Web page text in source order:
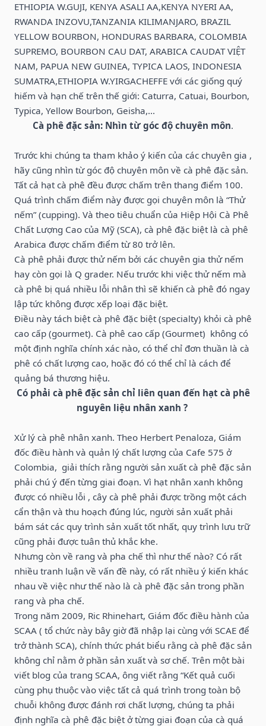
ETHIOPIA W.GUJI, KENYA ASALI AA,KENYA NYERI AA,
RWANDA INZOVU,TANZANIA KILIMANJARO, BRAZIL
YELLOW BOURBON, HONDURAS BARBARA, COLOMBIA
SUPREMO, BOURBON CAU DAT, ARABICA CAUDAT VIỆT
NAM, PAPUA NEW GUINEA, TYPICA LAOS, INDONESIA
SUMATRA,ETHIOPIA W.YIRGACHEFFE với các giống quý
hiếm và hạn chế trên thế giới: Caturra, Catuai, Bourbon,
Typica, Yellow Bourbon, Geisha,...
Cà phê đặc sản: Nhìn từ góc độ chuyên môn.
Trước khi chúng ta tham khảo ý kiến của các chuyên gia ,
hãy cũng nhìn từ góc độ chuyên môn về cà phê đặc sản.
Tất cả hạt cà phê đều được chấm trên thang điểm 100.
Quá trình chấm điểm này được gọi chuyên môn là “Thử
nếm” (cupping). Và theo tiêu chuẩn của Hiệp Hội Cà Phê
Chất Lượng Cao của Mỹ (SCA), cà phê đặc biệt là cà phê
Arabica được chấm điểm từ 80 trở lên.
Cà phê phải được thử nếm bởi các chuyên gia thử nếm
hay còn gọi là Q grader. Nếu trước khi việc thử nếm mà
cà phê bị quá nhiều lỗi nhân thì sẽ khiến cà phê đó ngay
lập tức không được xếp loại đặc biệt.
Điều này tách biệt cà phê đặc biệt (specialty) khỏi cà phê
cao cấp (gourmet). Cà phê cao cấp (Gourmet) không có
một định nghĩa chính xác nào, có thể chỉ đơn thuần là cà
phê có chất lượng cao, hoặc đó có thể chỉ là cách để
quảng bá thương hiệu.
Có phải cà phê đặc sản chỉ liên quan đến hạt cà phê
nguyên liệu nhân xanh ?
Xử lý cà phê nhân xanh. Theo Herbert Penaloza, Giám
đốc điều hành và quản lý chất lượng của Cafe 575 ở
Colombia, giải thích rằng người sản xuất cà phê đặc sản
phải chú ý đến từng giai đoạn. Vì hạt nhân xanh không
được có nhiều lỗi , cây cà phê phải được trồng một cách
cẩn thận và thu hoạch đúng lúc, người sản xuất phải
bám sát các quy trình sản xuất tốt nhất, quy trình lưu trữ
cũng phải được tuân thủ khắc khe.
Nhưng còn về rang và pha chế thì như thế nào? Có rất
nhiều tranh luận về vấn đề này, có rất nhiều ý kiến khác
nhau về việc như thế nào là cà phê đặc sản trong phần
rang và pha chế.
Trong năm 2009, Ric Rhinehart, Giám đốc điều hành của
SCAA ( tổ chức này bây giờ đã nhập lại cùng với SCAE để
trở thành SCA), chính thức phát biểu rằng cà phê đặc sản
không chỉ nằm ở phần sản xuất và sơ chế. Trên một bài
viết blog của trang SCAA, ông viết rằng “Kết quả cuối
cùng phụ thuộc vào việc tất cả quá trình trong toàn bộ
chuỗi không được đánh rơi chất lượng, chúng ta phải
định nghĩa cà phê đặc biệt ở từng giai đoạn của cà quá